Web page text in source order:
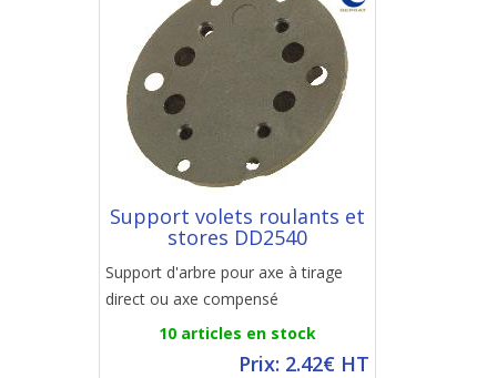
Support volets roulants et
stores DD2540
Support d'arbre pour axe à tirage
direct ou axe compensé
10 articles en stock
Prix: 2.42€ HT